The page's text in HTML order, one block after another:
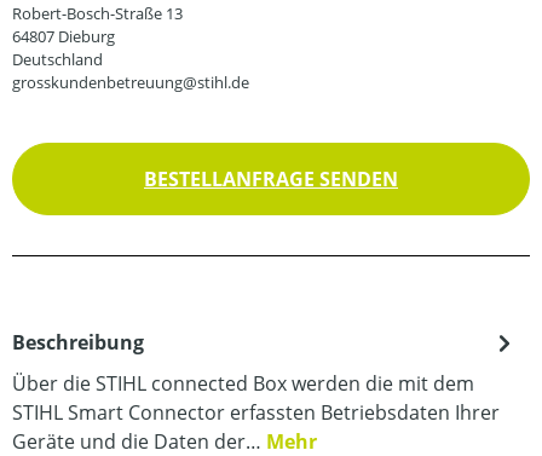
Robert-Bosch-Straße 13
64807 Dieburg
Deutschland
grosskundenbetreuung@stihl.de
BESTELLANFRAGE SENDEN
Beschreibung
Über die STIHL connected Box werden die mit dem
STIHL Smart Connector erfassten Betriebsdaten Ihrer
Geräte und die Daten der… Mehr